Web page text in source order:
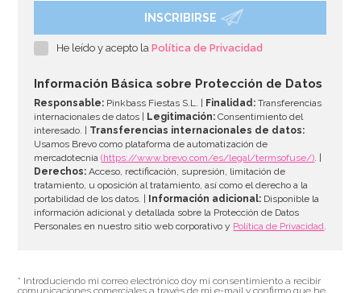
INSCRIBIRSE
He leído y acepto laPolítica de Privacidad
Información Básica sobre Protección de Datos
Responsable: Pinkbass Fiestas S.L. | Finalidad: Transferencias
internacionales de datos |
Legitimación: Consentimiento del
interesado. | Transferencias internacionales de datos:
Usamos Brevo como plataforma de automatización de
mercadotecnia(https://www.brevo.com/es/legal/termsofuse/). |
Derechos: Acceso, rectificación, supresión, limitación de
tratamiento, u oposición al tratamiento, así como el derecho a la
portabilidad de los datos. |
Información adicional: Disponible la
información adicional y detallada sobre la Protección de Datos
Personales en nuestro sitio web corporativo y Política de Privacidad.
* Introduciendo mi correo electrónico doy mi consentimiento a recibir
comunicaciones comerciales a través de mi e-mail y confirmo que he